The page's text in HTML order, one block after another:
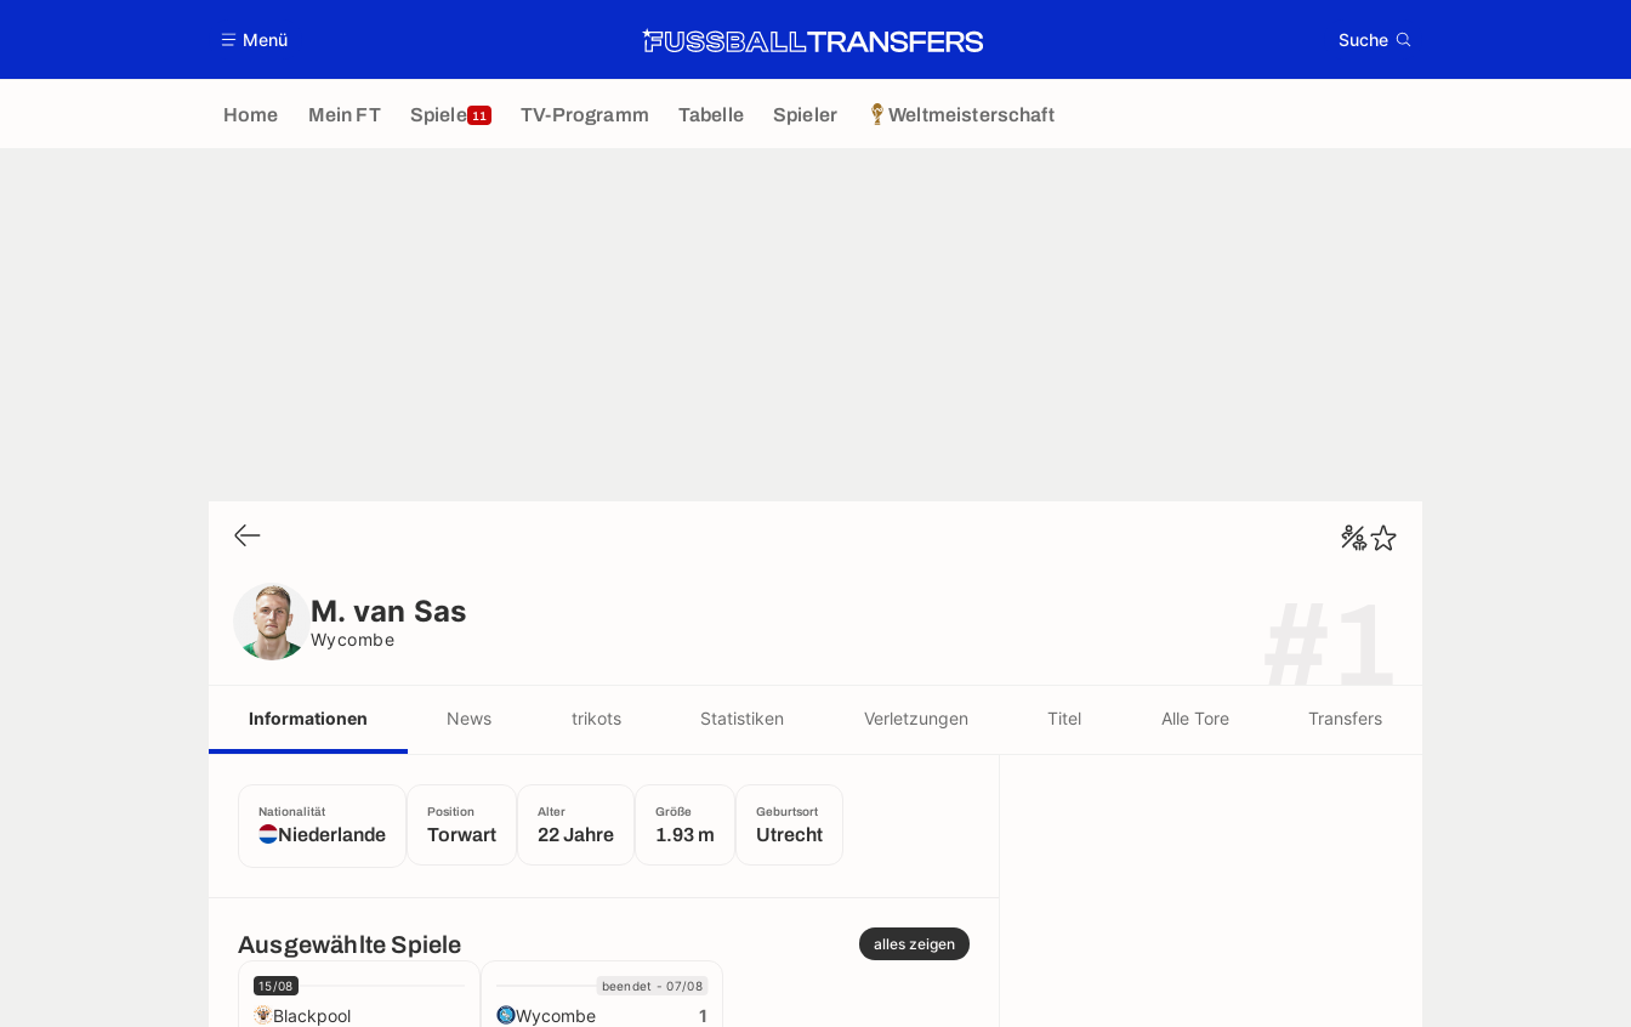
Menü Suche
Home Mein FT Spiele 11 TV-Programm Tabelle Spieler Weltmeisterschaft
M. van Sas
Wycombe
Informationen News trikots Statistiken Verletzungen Titel Alle Tore Transfers
Nationalität
Niederlande
Position
Torwart
Alter
22 Jahre
Größe
1.93 m
Geburtsort
Utrecht
Ausgewählte Spiele alles zeigen
15/08
Blackpool
beendet - 07/08
Wycombe
1